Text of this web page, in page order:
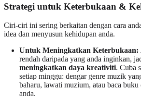
Strategi untuk Keterbukaan &
Ciri-ciri ini sering berkaitan dengan cara
idea dan menyusun kehidupan anda.
Untuk Meningkatkan Keterbukaan:
rendah daripada yang anda inginkan,
meningkatkan daya kreativiti. Cuba
setiap minggu: dengar genre muzik
baharu, lawati muzium, atau baca buku
anda.